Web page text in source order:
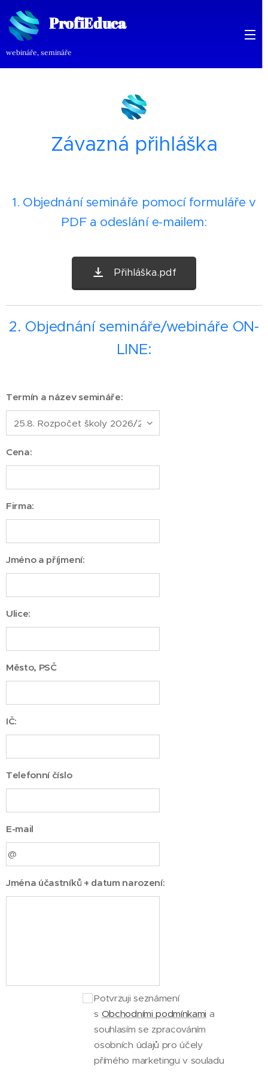
ProfiEduca
ProfiEduca
rofiEduca
webináře, semináře
Závazná přihláška
1. Objednání semináře pomocí formuláře v
PDF a odeslání e-mailem:
Přihláška.pdf
2. Objednání semináře/webináře ON-
LINE:
Termín a název semináře:
Cena:
Firma:
Jméno a příjmení:
Ulice:
Město, PSČ
IČ:
Telefonní číslo
E-mail
Jména účastníků + datum narození:
Potvrzuji seznámení
s Obchodními podmínkami a
souhlasím se zpracováním
osobních údajů pro účely
přímého marketingu v souladu